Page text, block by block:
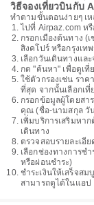
วิธีจองเที่ยวบินกับ
ทำตามขั้นตอนง่ายๆ เห
ไปที่ Airpaz.com ห
กรอกเมืองต้นทาง (
สิงคโปร์ หรือกรุงเท
เลือกวันเดินทางแล
กด "ค้นหา" เพื่อดูเ
ใช้ตัวกรองเช่น ราค
ที่สุด จากนั้นเลือกเ
กรอกข้อมูลผู้โดยสา
คุณ (ชื่อ-นามสกุล วั
เพิ่มบริการเสริมหา
เดินทาง
ตรวจสอบรายละเอี
เลือกช่องทางการช
หรือผ่อนชำระ)
ชำระเงินให้เสร็จส
สามารถดูได้ในแอป